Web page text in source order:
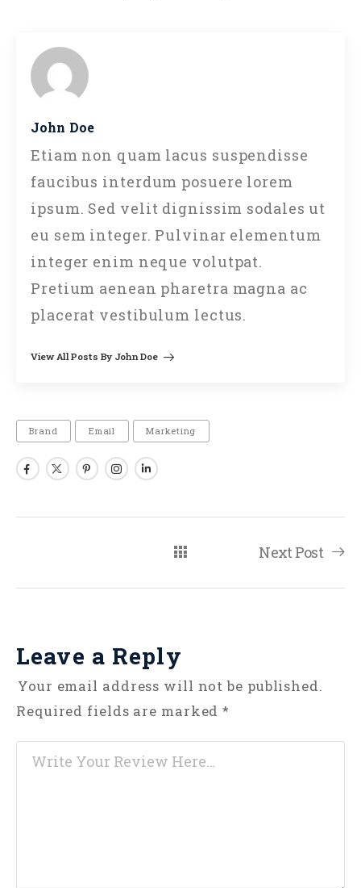
John Doe
Etiam non quam lacus suspendisse
faucibus interdum posuere lorem
ipsum. Sed velit dignissim sodales ut
eu sem integer. Pulvinar elementum
integer enim neque volutpat.
Pretium aenean pharetra magna ac
placerat vestibulum lectus.
View All Posts By John Doe
Brand Email Marketing
Next Post
Leave a Reply
Your email address will not be published.
Required fields are marked*